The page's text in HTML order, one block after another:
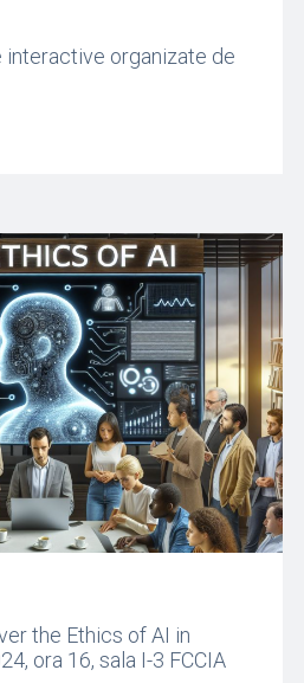
interactive organizate de
the Ethics of AI in
ora 16, sala I-3 FCCIA